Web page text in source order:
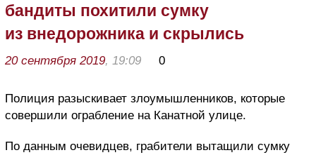
бандиты похитили сумку
из внедорожника и скрылись
20 сентября 2019, 19:09 0
Полиция разыскивает злоумышленников, которые
совершили ограбление на Канатной улице.
По данным очевидцев, грабители вытащили сумку